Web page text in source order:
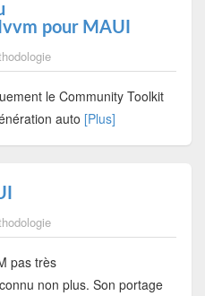
pour MAUI
le Community Toolkit
auto [Plus]
pas très
non plus. Son portage